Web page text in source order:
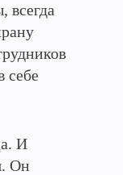
себе
И
Он